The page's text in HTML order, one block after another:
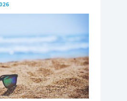
pensioenbeleid net die
zorg dragen.